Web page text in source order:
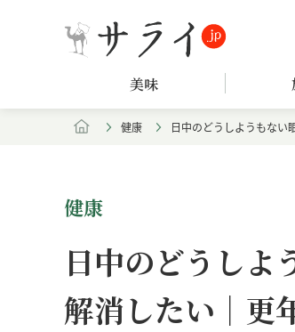
美味
健康 日中のどうしようもない
健康
日中のどうし
解消したい｜更